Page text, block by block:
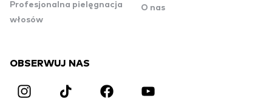
Profesjonalna pielęgnacja
włosów
O nas
OBSERWUJ NAS